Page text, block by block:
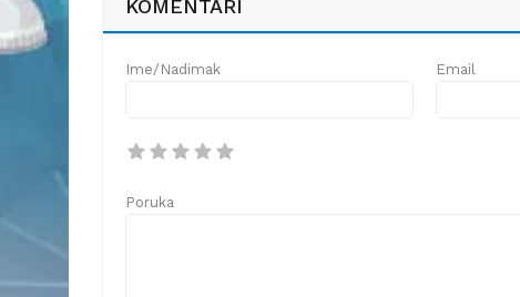
KOMENTARI
Ime/Nadimak Email
Poruka